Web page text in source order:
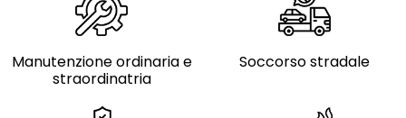
Manutenzione ordinaria e
straordinatria
Soccorso stradale